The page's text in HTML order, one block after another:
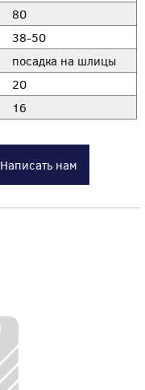
80
38-50
посадка на шлицы
20
16
Написать нам